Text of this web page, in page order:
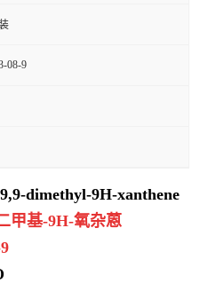
08-9
dimethyl-9H-xanthene
甲基-9H-氧杂蒽